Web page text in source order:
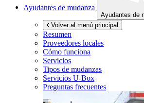
Ayudantes de mudanza
Ayudantes de
Volver al menú principal
Resumen
Proveedores locales
Cómo funciona
Servicios
Tipos de mudanzas
Servicios U-Box
Preguntas frecuentes